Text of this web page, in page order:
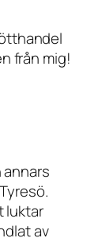
från mig!
luktar
av